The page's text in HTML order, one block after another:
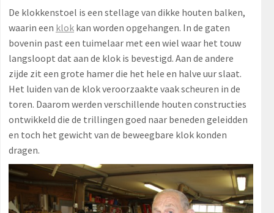
De klokkenstoel is een stellage van dikke houten balken,
waarin een klokkan worden opgehangen. In de gaten
bovenin past een tuimelaar met een wiel waar het touw
langsloopt dat aan de klok is bevestigd. Aan de andere
zijde zit een grote hamer die het hele en halve uur slaat.
Het luiden van de klok veroorzaakte vaak scheuren in de
toren. Daarom werden verschillende houten constructies
ontwikkeld die de trillingen goed naar beneden geleidden
en toch het gewicht van de beweegbare klok konden
dragen.